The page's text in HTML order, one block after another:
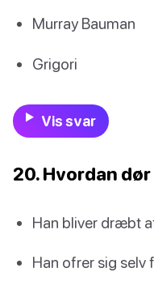
Murray Bauman
Grigori
Vis svar
20. Hvordan
Han bliver dræbt
Han ofrer sig selv